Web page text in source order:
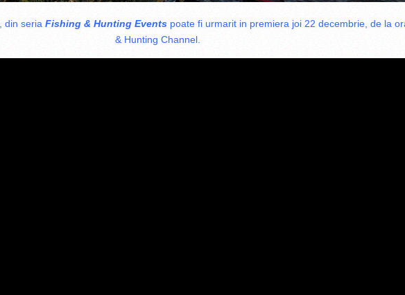
, din seriaFishing & Hunting Events poate fi urmarit in premiera joi 22 decembrie, de la
& Hunting Channel.